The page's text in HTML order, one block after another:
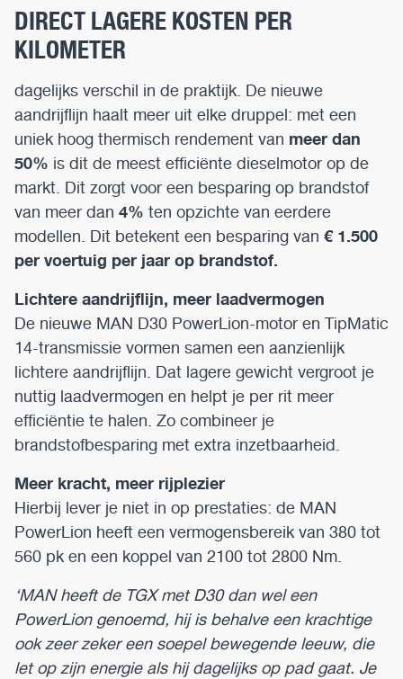
DIRECT LAGERE KOSTEN PER
KILOMETER
dagelijks verschil in de praktijk. De nieuwe
aandrijflijn haalt meer uit elke druppel: met een
uniek hoog thermisch rendement van meer dan
50% is dit de meest efficiënte dieselmotor op de
markt. Dit zorgt voor een besparing op brandstof
van meer dan 4% ten opzichte van eerdere
modellen. Dit betekent een besparing van € 1.500
per voertuig per jaar op brandstof.
Lichtere aandrijflijn, meer laadvermogen
De nieuwe MAN D30 PowerLion-motor en TipMatic
14-transmissie vormen samen een aanzienlijk
lichtere aandrijflijn. Dat lagere gewicht vergroot je
nuttig laadvermogen en helpt je per rit meer
efficiëntie te halen. Zo combineer je
brandstofbesparing met extra inzetbaarheid.
Meer kracht, meer rijplezier
Hierbij lever je niet in op prestaties: de MAN
PowerLion heeft een vermogensbereik van 380 tot
560 pk en een koppel van 2100 tot 2800 Nm.
‘MAN heeft de TGX met D30 dan wel een
PowerLion genoemd, hij is behalve een krachtige
ook zeer zeker een soepel bewegende leeuw, die
let op zijn energie als hij dagelijks op pad gaat. Je